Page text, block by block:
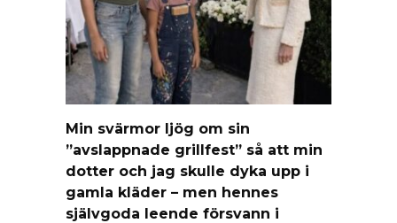
Min svärmor ljög om sin
”avslappnade grillfest” så att min
dotter och jag skulle dyka upp i
gamla kläder – men hennes
självgoda leende försvann i